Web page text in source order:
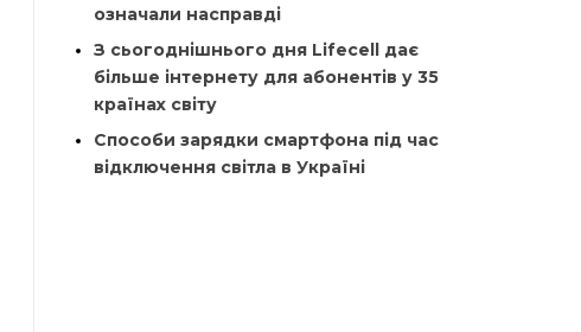
означали насправді
З сьогоднішнього дня Lifecell дає
більше інтернету для абонентів у 35
країнах світу
Способи зарядки смартфона під час
відключення світла в Україні